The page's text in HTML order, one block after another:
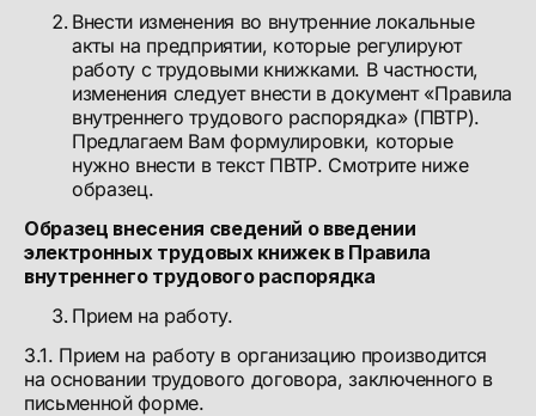
Внести изменения во внутренние локальные
акты на предприятии, которые регулируют
работу с трудовыми книжками. В частности,
изменения следует внести в документ «Правила
внутреннего трудового распорядка» (ПВТР).
Предлагаем Вам формулировки, которые
нужно внести в текст ПВТР. Смотрите ниже
образец.
Образец внесения сведений о введении
электронных трудовых книжек в Правила
внутреннего трудового распорядка
Прием на работу.
3.1. Прием на работу в организацию производится
на основании трудового договора, заключенного в
письменной форме.